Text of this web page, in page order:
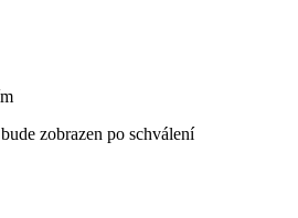
zobrazen po schválení